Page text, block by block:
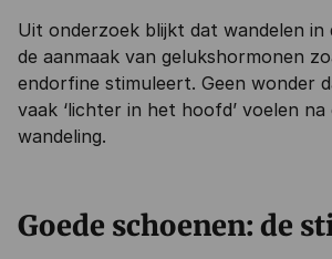
Uit onderzoek blijkt dat wandelen
de aanmaak van gelukshormonen
endorfine stimuleert. Geen wonder
vaak ‘lichter in het hoofd’ voelen na
wandeling.
Goede schoenen: de